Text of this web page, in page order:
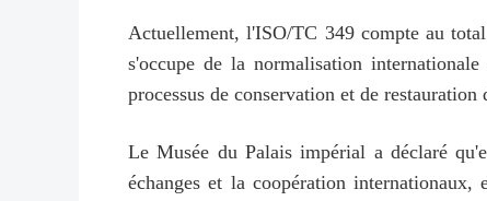
Actuellement, l'ISO/TC 349 compte au
s'occupe de la normalisation
processus de conservation et de
Le Musée du Palais impérial a déclaré
échanges et la coopération